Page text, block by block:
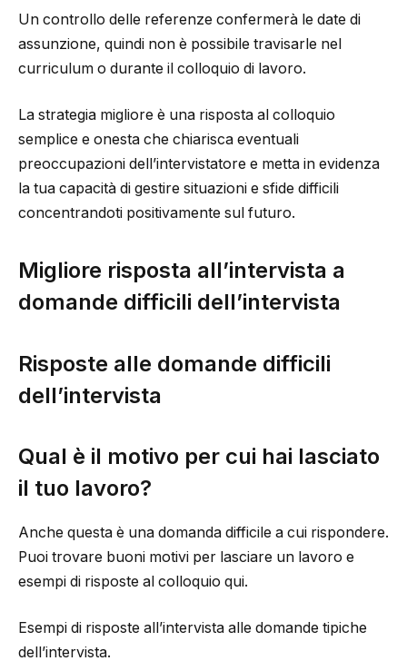
Un controllo delle referenze confermerà le date di
assunzione, quindi non è possibile travisarle nel
curriculum o durante il colloquio di lavoro.
La strategia migliore è una risposta al colloquio
semplice e onesta che chiarisca eventuali
preoccupazioni dell’intervistatore e metta in evidenza
la tua capacità di gestire situazioni e sfide difficili
concentrandoti positivamente sul futuro.
Migliore risposta all’intervista a
domande difficili dell’intervista
Risposte alle domande difficili
dell’intervista
Qual è il motivo per cui hai lasciato
il tuo lavoro?
Anche questa è una domanda difficile a cui rispondere.
Puoi trovare buoni motivi per lasciare un lavoro e
esempi di risposte al colloquio qui.
Esempi di risposte all’intervista alle domande tipiche
dell’intervista.